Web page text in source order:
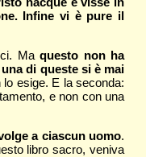
Infine vi è pure il
Maquesto non ha
di queste si è mai
esige. E la seconda:
e non con una
a ciascun uomo.
libro sacro, veniva